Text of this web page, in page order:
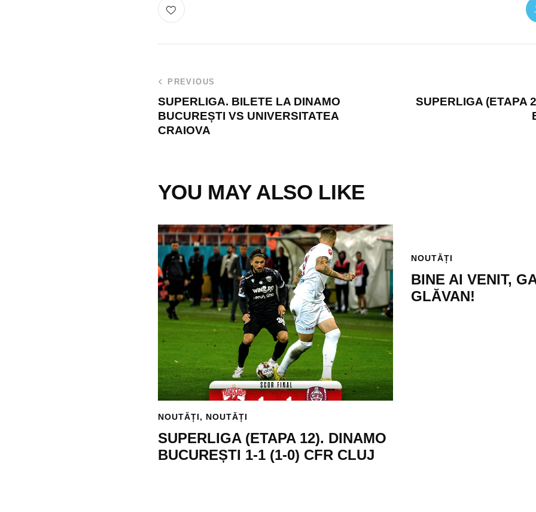
PREVIOUS
SUPERLIGA. BILETE LA DINAMO
BUCUREȘTI VS UNIVERSITATEA
CRAIOVA
SUPERLIGA (ETAPA
YOU MAY ALSO LIKE
NOUTĂȚI, NOUTĂȚI
SUPERLIGA (ETAPA 12). DINAMO
BUCUREȘTI 1-1 (1-0) CFR CLUJ
NOUTĂȚI
BINE AI VENIT,
GLĂVAN!